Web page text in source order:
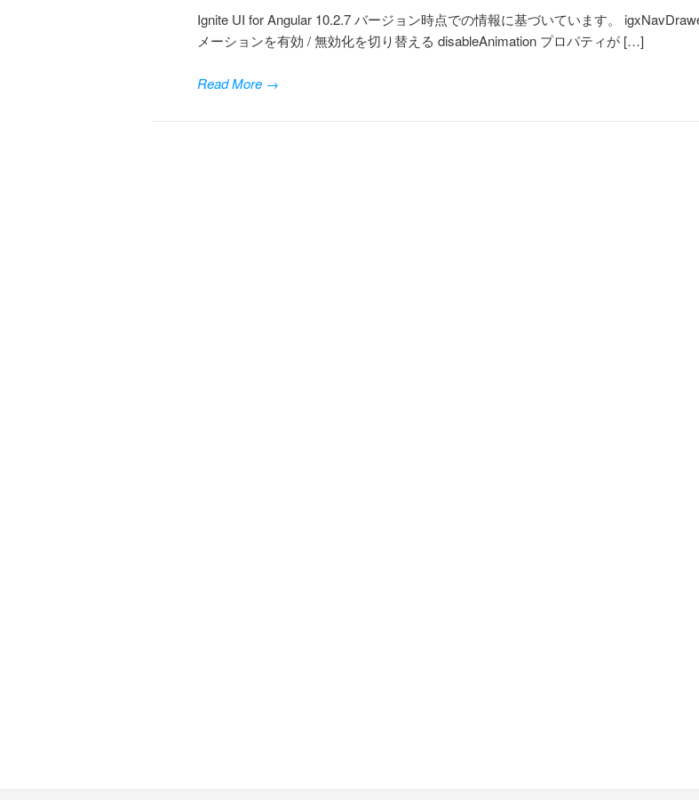
Ignite UI for Angular 10.2.7 バージョン時点での情報に基づいています。
メーションを有効 / 無効化を切り替える disableAnimation プロパティが […]
Read More →